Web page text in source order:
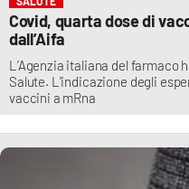
Covid, quarta dose di
dall’Aifa
L’Agenzia italiana del farmaco
Salute. L'indicazione degli
vaccini a mRna